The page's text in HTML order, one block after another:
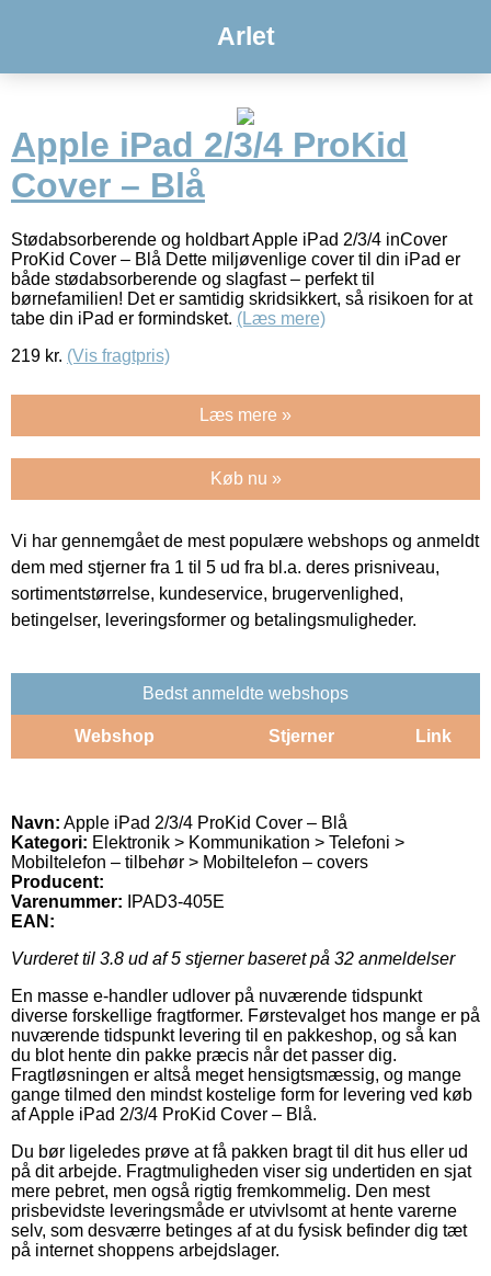
Arlet
Apple iPad 2/3/4 ProKid
Cover – Blå
Stødabsorberende og holdbart Apple iPad 2/3/4 inCover
ProKid Cover – Blå Dette miljøvenlige cover til din iPad er
både stødabsorberende og slagfast – perfekt til
børnefamilien! Det er samtidig skridsikkert, så risikoen for at
tabe din iPad er formindsket. (Læs mere)
219 kr. (Vis fragtpris)
Læs mere »
Køb nu »
Vi har gennemgået de mest populære webshops og anmeldt
dem med stjerner fra 1 til 5 ud fra bl.a. deres prisniveau,
sortimentstørrelse, kundeservice, brugervenlighed,
betingelser, leveringsformer og betalingsmuligheder.
Bedst anmeldte webshops
Webshop Stjerner Link
Navn: Apple iPad 2/3/4 ProKid Cover – Blå
Kategori: Elektronik > Kommunikation > Telefoni >
Mobiltelefon – tilbehør > Mobiltelefon – covers
Producent:
Varenummer:
IPAD3-405E
EAN:
Vurderet til 3.8 ud af 5 stjerner baseret på 32 anmeldelser
En masse e-handler udlover på nuværende tidspunkt
diverse forskellige fragtformer. Førstevalget hos mange er på
nuværende tidspunkt levering til en pakkeshop, og så kan
du blot hente din pakke præcis når det passer dig.
Fragtløsningen er altså meget hensigtsmæssig, og mange
gange tilmed den mindst kostelige form for levering ved køb
af Apple iPad 2/3/4 ProKid Cover – Blå.
Du bør ligeledes prøve at få pakken bragt til dit hus eller ud
på dit arbejde. Fragtmuligheden viser sig undertiden en sjat
mere pebret, men også rigtig fremkommelig. Den mest
prisbevidste leveringsmåde er utvivlsomt at hente varerne
selv, som desværre betinges af at du fysisk befinder dig tæt
på internet shoppens arbejdslager.